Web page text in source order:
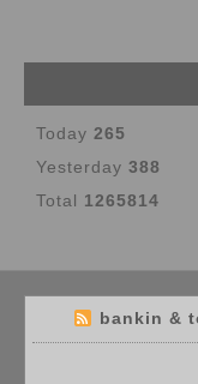
Today 265
Yesterday 388
Total 1265814
bankin &